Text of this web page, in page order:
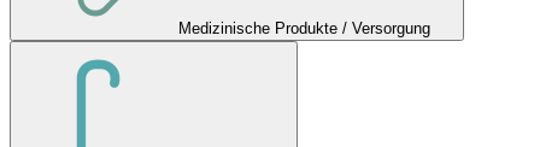
Medizinische Produkte / Versorgung